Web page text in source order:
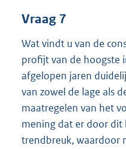
Vraag 7
Wat vindt u van de
profijt van de hoogste
afgelopen jaren
van zowel de lage als
maatregelen van het
mening dat er door dit
trendbreuk, waardoor